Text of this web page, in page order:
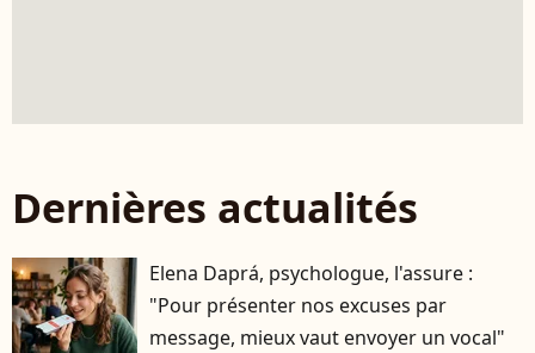
Dernières actualités
Elena Daprá, psychologue, l'assure :
"Pour présenter nos excuses par
message, mieux vaut envoyer un vocal"